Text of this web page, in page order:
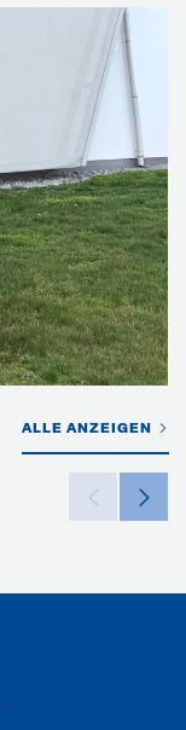
ALLE ANZEIGEN